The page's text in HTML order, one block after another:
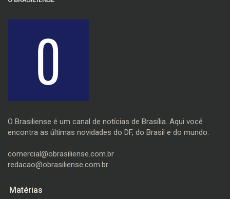
O Brasiliense é um canal de notícias de Brasília. Aqui você
encontra as últimas novidades do DF, do Brasil e do mundo.
comercial@obrasiliense.com.br
redacao@obrasiliense.com.br
Matérias